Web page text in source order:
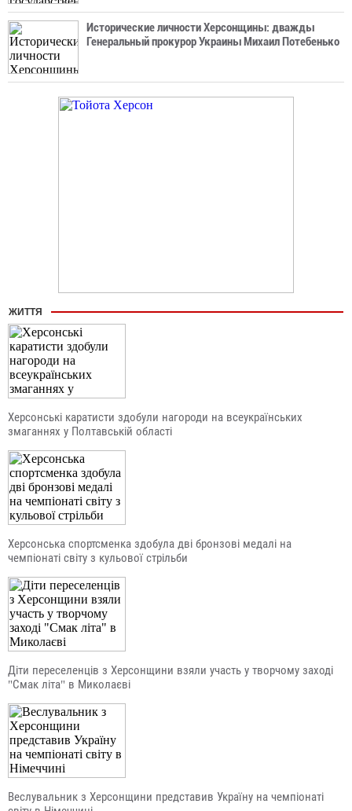
Исторические личности Херсонщины: дважды
Генеральный прокурор Украины Михаил Потебенько
ЖИТТЯ
Херсонські каратисти здобули нагороди на всеукраїнських
змаганнях у Полтавській області
Херсонська спортсменка здобула дві бронзові медалі на
чемпіонаті світу з кульової стрільби
Діти переселенців з Херсонщини взяли участь у творчому заході
"Смак літа" в Миколаєві
Веслувальник з Херсонщини представив Україну на чемпіонаті